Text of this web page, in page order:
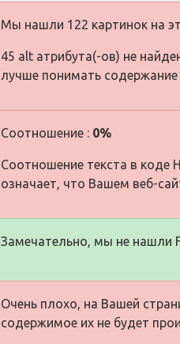
Мы нашли 122 картинок на
45 alt атрибута(-ов) не
лучше понимать содержание
Соотношение : 0%
Соотношение текста в коде
означает, что Вашем веб-
Замечательно, мы не нашли
Очень плохо, на Вашей
содержимое их не будет